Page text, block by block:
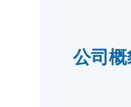
公司